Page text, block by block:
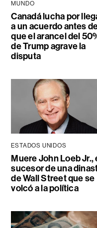
MUNDO
Canadá lucha por
a un acuerdo antes
que el arancel del
de Trump agrave la
disputa
ESTADOS UNIDOS
Muere John Loeb Jr.,
sucesor de una
de Wall Street que se
volcó a la política